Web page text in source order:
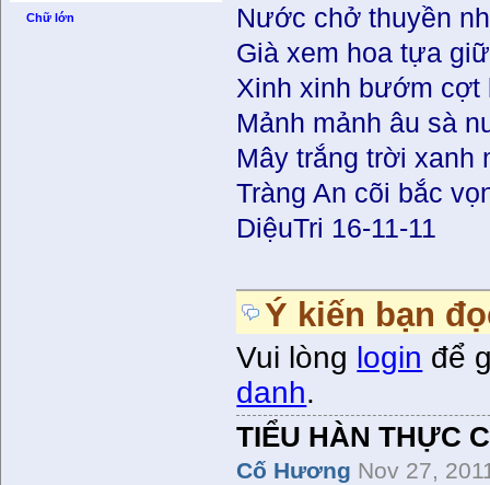
Chữ lớn
Nước chở thuyền
Già xem hoa tựa
Xinh xinh bướm cợt
Mảnh mảnh âu sà
Mây trắng trời xanh
Tràng An cõi bắc
DiệuTri 16-11-11
Ý kiến bạn
Vui lòng login để
danh.
TIỂU HÀN THỰC
Cố Hương Nov 27,